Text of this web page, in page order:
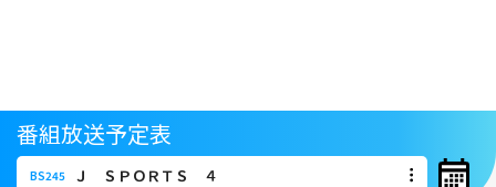
番組放送予定表
BS245 Ｊ ＳＰＯＲＴＳ ４
BS245 Ｊ ＳＰＯＲＴＳ ４